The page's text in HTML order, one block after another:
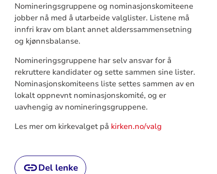
Nomineringsgruppene og nominasjonskomiteene
jobber nå med å utarbeide valglister. Listene må
innfri krav om blant annet alderssammensetning
og kjønnsbalanse.
Nomineringsgruppene har selv ansvar for å
rekruttere kandidater og sette sammen sine lister.
Nominasjonskomiteens liste settes sammen av en
lokalt oppnevnt nominasjonskomité, og er
uavhengig av nomineringsgruppene.
Les mer om kirkevalget på kirken.no/valg
Del lenke